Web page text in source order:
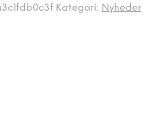
Kategori: Nyheder